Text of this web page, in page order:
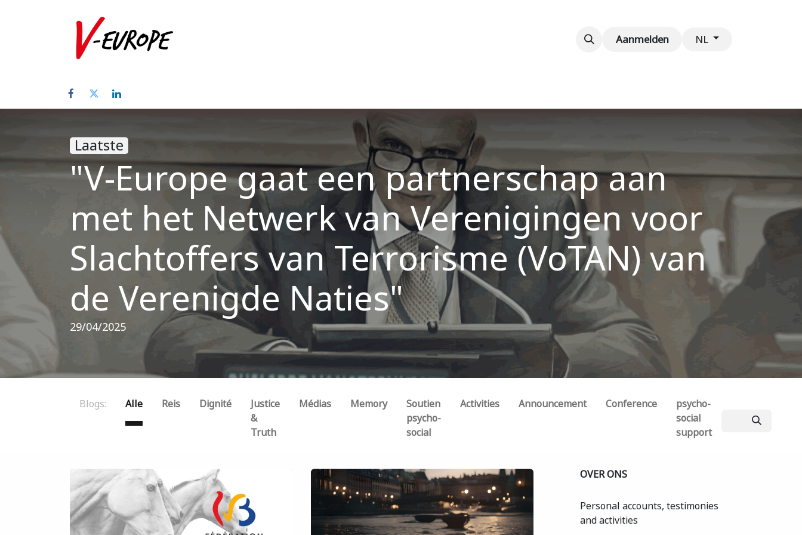
Evenementen Contact
Aanmelden NL
Laatste
"V-Europe gaat een partnerschap aan
met het Netwerk van Verenigingen voor
Slachtoffers van Terrorisme (VoTAN) van
de Verenigde Naties"
29/04/2025
Blogs: Alle Reis Dignité
Justice
&
Truth
Médias Memory
Soutien
psycho-
social
Activities Announcement Conference
psycho-
social
support
OVER ONS
Personal accounts, testimonies
and activities